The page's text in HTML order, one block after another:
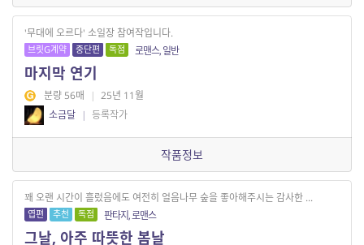
'무대에 오르다' 소일장 참여작입니다.
브릿G계약 중단편 독점 로맨스, 일반
마지막 연기
분량 56매 | 25년 11월
소금달 | 등록작가
작품정보
꽤 오랜 시간이 흘렀음에도 여전히 얼음나무 숲을 좋아해주시는 감사한 ...
엽편 추천 독점 판타지, 로맨스
그날, 아주 따뜻한 봄날